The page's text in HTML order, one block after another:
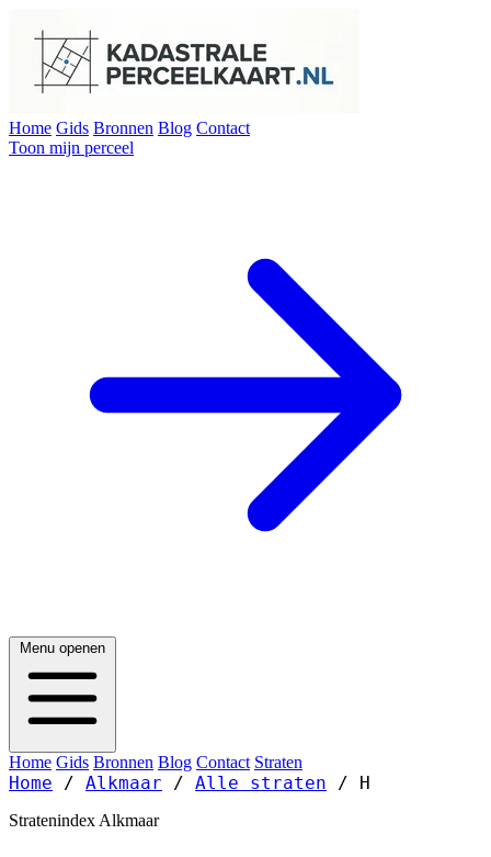
Home Gids Bronnen Blog Contact
Toon mijn perceel
Menu openen
Home Gids Bronnen Blog Contact Straten
Home / Alkmaar / Alle straten / H
Stratenindex Alkmaar